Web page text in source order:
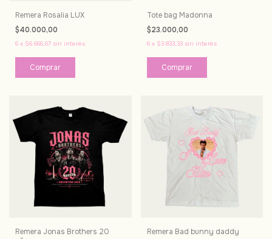
Remera Rosalia LUX
$40.000,00
6 x $6.666,67 sin interés
Comprar
Tote bag Madonna
$23.000,00
6 x $3.833,33 sin interés
Remera Jonas Brothers 20
Remera Bad bunny daddy